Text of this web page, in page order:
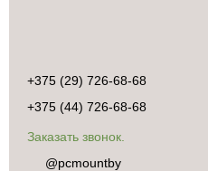
+375 (29) 726-68-68
+375 (44) 726-68-68
Заказать звонок.
@pcmountby